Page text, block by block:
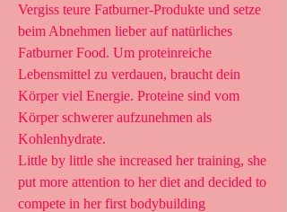
Vergiss teure Fatburner-Produkte und setze
beim Abnehmen lieber auf natürliches
Fatburner Food. Um proteinreiche
Lebensmittel zu verdauen, braucht dein
Körper viel Energie. Proteine sind vom
Körper schwerer aufzunehmen als
Kohlenhydrate.
Little by little she increased her training, she
put more attention to her diet and decided to
compete in her first bodybuilding